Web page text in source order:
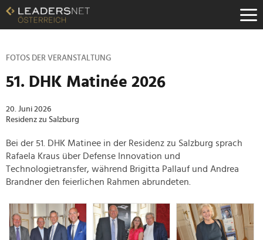
Zum
Inhalt
Zur
Navigation
Hauptnavigation
FOTOS DER VERANSTALTUNG
51. DHK Matinée 2026
20. Juni 2026
Residenz zu Salzburg
Bei der 51. DHK Matinee in der Residenz zu Salzburg sprach
Rafaela Kraus über Defense Innovation und
Technologietransfer, während Brigitta Pallauf und Andrea
Brandner den feierlichen Rahmen abrundeten.